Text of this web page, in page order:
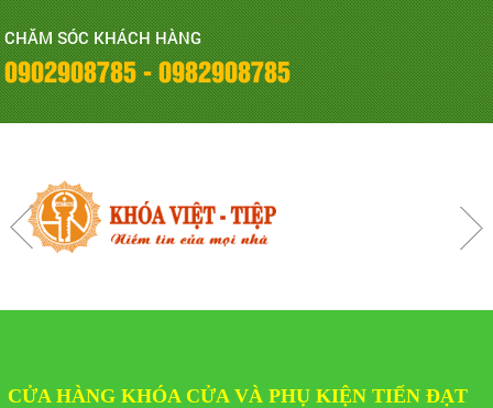
CHĂM SÓC KHÁCH HÀNG
0902908785 - 0982908785
CỬA HÀNG KHÓA CỬA VÀ PHỤ KIỆN TIẾN ĐẠT